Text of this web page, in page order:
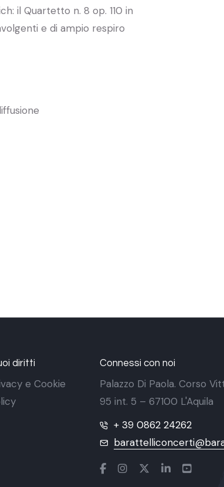
il Quartetto n. 8 op. 110 in
e di ampio respiro
diritti
e Cookie
Connessi con noi
Palazzo Di Paola. Corso
95 int. 5 – 67100 L'Aquila
+ 39 0862 24262